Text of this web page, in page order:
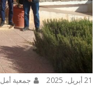
21 أبريل، 2025 جمعية أمل